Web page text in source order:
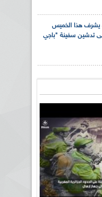
يشرف هذا الخميس
على تدشين سفينة "باجي